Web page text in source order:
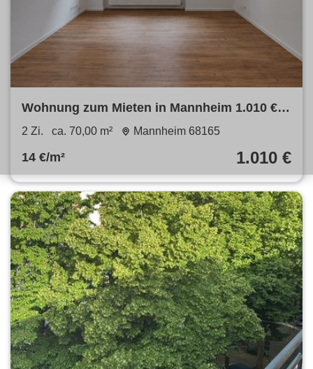
Wohnung zum Mieten in Mannheim 1.010 €
70 m²
2 Zi. ca. 70,00 m² Mannheim 68165
14 €/m² 1.010 €